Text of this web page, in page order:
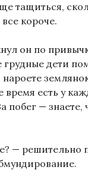
тащиться,
короче.
он по
дети
нароете
время есть у
побег — знаете,
— решительно